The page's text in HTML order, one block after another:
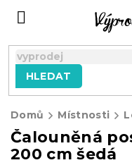
HLEDAT
Domů Místnosti
Čalouněná
200 cm šedá